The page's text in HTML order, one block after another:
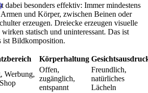
dabei besonders effektiv: Immer mindestens
und Körper, zwischen Beinen oder
erzeugen. Dreiecke erzeugen visuelle
statisch und uninteressant. Das ist
Bildkomposition.
Körperhaltung
Werbung,
Offen,
zugänglich,
entspannt
Freundlich,
natürliches
Lächeln